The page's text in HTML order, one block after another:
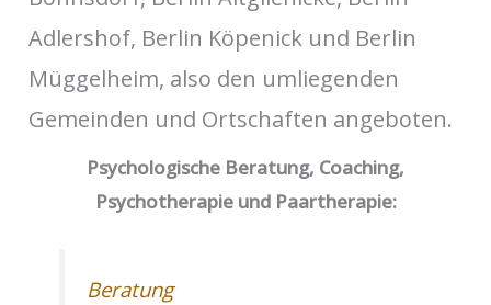
Adlershof, Berlin Köpenick und Berlin
Müggelheim, also den umliegenden
Gemeinden und Ortschaften angeboten.
Psychologische Beratung, Coaching,
Psychotherapie und Paartherapie:
Beratung